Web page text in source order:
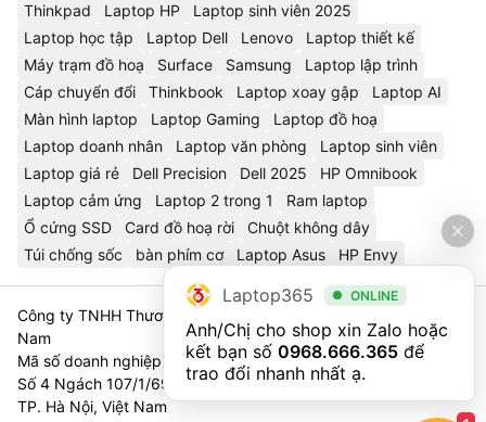
Thinkpad Laptop HP
Laptop sinh viên 2025
Laptop học tập
Laptop Dell Lenovo
Laptop thiết kế
Máy trạm đồ hoạ
Surface Samsung
Laptop lập trình
Cáp chuyển đổi
Thinkbook Laptop xoay gập
Laptop AI
Màn hình laptop
Laptop Gaming
Laptop đồ hoạ
Laptop doanh nhân
Laptop văn phòng
Laptop sinh viên
Laptop giá rẻ
Dell Precision Dell 2025
HP Omnibook
Laptop cảm ứng
Laptop 2 trong 1
Ram laptop
Ổ cứng SSD
Card đồ hoạ rời
Chuột không dây
Túi chống sốc
bàn phím cơ Laptop Asus HP Envy
Công ty TNHH Thương Mại Và Dịch Vụ Công Nghệ 365 Việt
Nam
Mã số doanh nghiệp 0111023179 - Sở Tài Chính TP. Hà Nội cấp
Số 4 Ngách 107/1/69 Nguyễn Chí Thanh, Tổ 3, Phường Láng,
TP. Hà Nội, Việt Nam
Laptop365 ONLINE
Anh/Chị cho shop xin Zalo hoặc
kết bạn số 0968.666.365 để
trao đổi nhanh nhất ạ.